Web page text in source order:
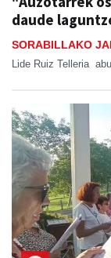
SORABILLAKO
Lide Ruiz Telleria